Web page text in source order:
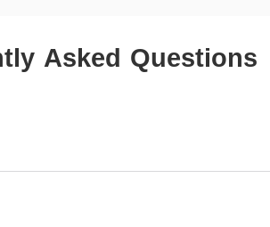
Asked Questions